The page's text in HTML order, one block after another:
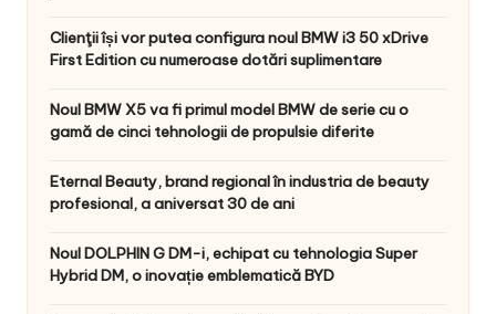
Clienţii își vor putea configura noul BMW i3 50 xDrive
First Edition cu numeroase dotări suplimentare
Noul BMW X5 va fi primul model BMW de serie cu o
gamă de cinci tehnologii de propulsie diferite
Eternal Beauty, brand regional în industria de beauty
profesional, a aniversat 30 de ani
Noul DOLPHIN G DM-i, echipat cu tehnologia Super
Hybrid DM, o inovație emblematică BYD